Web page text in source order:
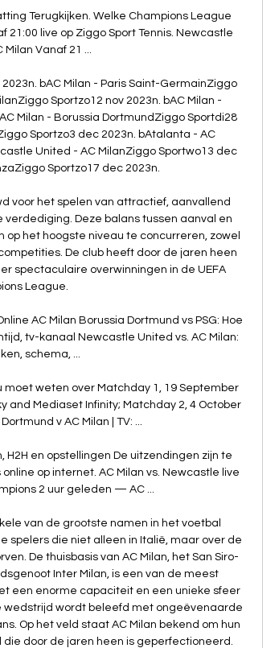
Terugkijken. Welke Champions League
21:00 live op Ziggo Sport Tennis. Newcastle
Vanaf 21 ...
bAC Milan - Paris Saint-GermainZiggo
Sportzo12 nov 2023n. bAC Milan -
Milan - Borussia DortmundZiggo Sportdi28
Sportzo3 dec 2023n. bAtalanta - AC
United - AC MilanZiggo Sportwo13 dec
Sportzo17 dec 2023n.
voor het spelen van attractief, aanvallend
Deze balans tussen aanval en
het hoogste niveau te concurreren, zowel
De club heeft door de jaren heen
spectaculaire overwinningen in de UEFA
League.
AC Milan Borussia Dortmund vs PSG: Hoe
tv-kanaal Newcastle United vs. AC Milan:
schema, ...
moet weten over Matchday 1, 19 September
and Mediaset Infinity; Matchday 2, 4 October
v AC Milan | TV: ...
en opstellingen De uitzendingen zijn te
op internet. AC Milan vs. Newcastle live
2 uur geleden — AC ...
van de grootste namen in het voetbal
spelers die niet alleen in Italië, maar over de
De thuisbasis van AC Milan, het San Siro-
Inter Milan, is een van de meest
een enorme capaciteit en een unieke sfeer
wedstrijd wordt beleefd met ongeëvenaarde
Op het veld staat AC Milan bekend om hun
door de jaren heen is geperfectioneerd.